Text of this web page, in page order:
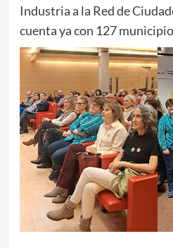
Industria a la Red de
cuenta ya con 127